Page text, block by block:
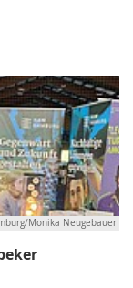
Monika Neugebauer